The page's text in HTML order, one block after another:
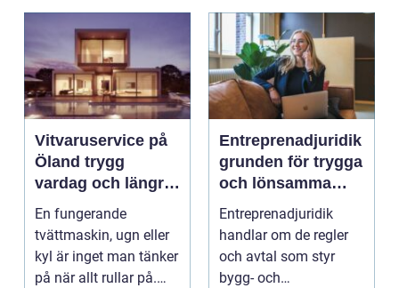
Vitvaruservice på
Öland trygg
vardag och längre
livslängd på dina
maskiner
En fungerande
tvättmaskin, ugn eller
kyl är inget man tänker
på när allt rullar på.
Entreprenadjuridik
grunden för trygga
och lönsamma
byggprojekt
Entreprenadjuridik
handlar om de regler
och avtal som styr
bygg- och